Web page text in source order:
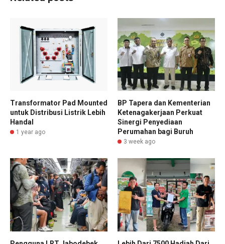
Transformator Pad Mounted
untuk Distribusi Listrik Lebih
Handal
1 year ago
BP Tapera dan Kementerian
Ketenagakerjaan Perkuat
Sinergi Penyediaan
Perumahan bagi Buruh
3 week ago